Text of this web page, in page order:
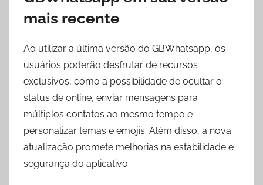
mais recente
Ao utilizar a última versão do GBWhatsapp, os
usuários poderão desfrutar de recursos
exclusivos, como a possibilidade de ocultar o
status de online, enviar mensagens para
múltiplos contatos ao mesmo tempo e
personalizar temas e emojis. Além disso, a nova
atualização promete melhorias na estabilidade e
segurança do aplicativo.